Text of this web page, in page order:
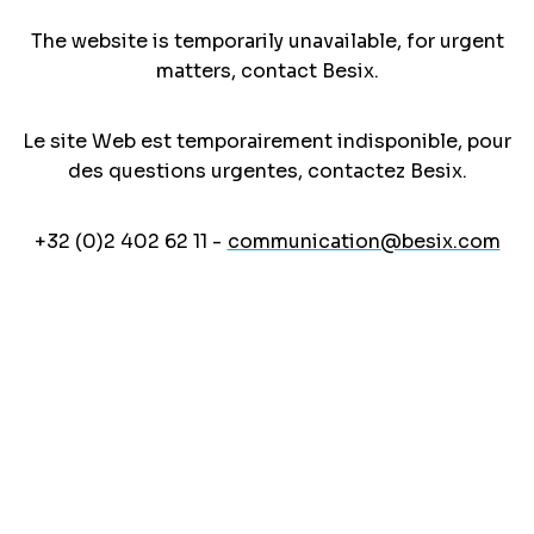
The website is temporarily unavailable, for urgent
matters, contact Besix.
Le site Web est temporairement indisponible, pour
des questions urgentes, contactez Besix.
+32 (0)2 402 62 11 - communication@besix.com